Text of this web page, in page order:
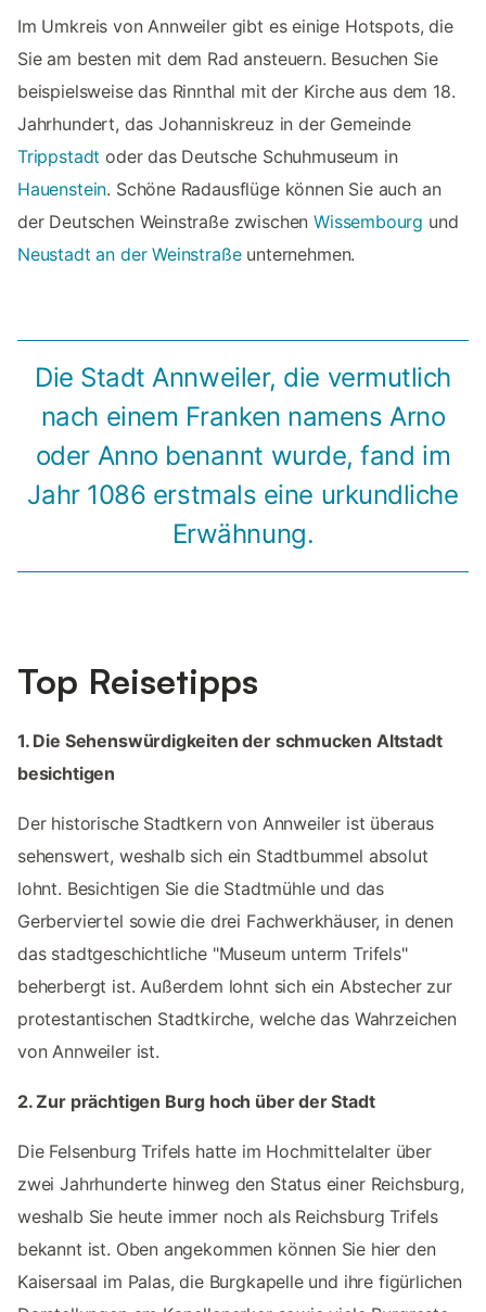
Im Umkreis von Annweiler gibt es einige Hotspots, die
Sie am besten mit dem Rad ansteuern. Besuchen Sie
beispielsweise das Rinnthal mit der Kirche aus dem 18.
Jahrhundert, das Johanniskreuz in der Gemeinde
Trippstadt oder das Deutsche Schuhmuseum in
Hauenstein. Schöne Radausflüge können Sie auch an
der Deutschen Weinstraße zwischenWissembourg und
Neustadt an der Weinstraßeunternehmen.
Die Stadt Annweiler, die vermutlich
nach einem Franken namens Arno
oder Anno benannt wurde, fand im
Jahr 1086 erstmals eine urkundliche
Erwähnung.
Top Reisetipps
1. Die Sehenswürdigkeiten der schmucken Altstadt
besichtigen
Der historische Stadtkern von Annweiler ist überaus
sehenswert, weshalb sich ein Stadtbummel absolut
lohnt. Besichtigen Sie die Stadtmühle und das
Gerberviertel sowie die drei Fachwerkhäuser, in denen
das stadtgeschichtliche "Museum unterm Trifels"
beherbergt ist. Außerdem lohnt sich ein Abstecher zur
protestantischen Stadtkirche, welche das Wahrzeichen
von Annweiler ist.
2. Zur prächtigen Burg hoch über der Stadt
Die Felsenburg Trifels hatte im Hochmittelalter über
zwei Jahrhunderte hinweg den Status einer Reichsburg,
weshalb Sie heute immer noch als Reichsburg Trifels
bekannt ist. Oben angekommen können Sie hier den
Kaisersaal im Palas, die Burgkapelle und ihre figürlichen